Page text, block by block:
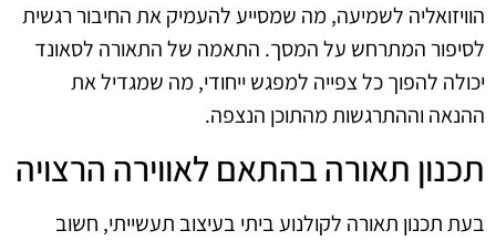
הוויזואליה לשמיעה, מה שמסייע להעמיק את החיבור רגשית
לסיפור המתרחש על המסך. התאמה של התאורה לסאונד
יכולה להפוך כל צפייה למפגש ייחודי, מה שמגדיל את
ההנאה וההתרגשות מהתוכן הנצפה.
תכנון תאורה בהתאם לאווירה הרצויה
בעת תכנון תאורה לקולנוע ביתי בעיצוב תעשייתי, חשוב